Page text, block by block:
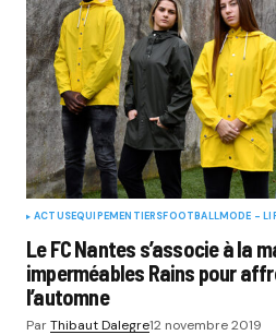
ACTUSEQUIPEMENTIERSFOOTBALLMODE -
Le FC Nantes s’associe à la
imperméables Rains pour
l’automne
ParThibaut Dalegre12 novembre 2019